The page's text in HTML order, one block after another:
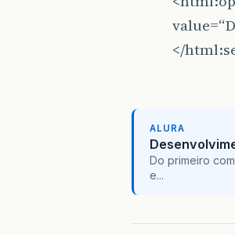
</
ALURA
Do primeiro
e...